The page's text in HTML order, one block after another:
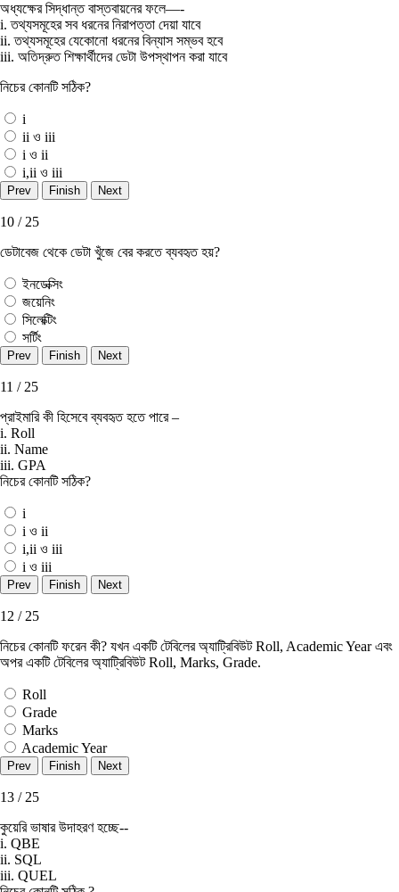
অধ্যক্ষের সিদ্ধান্ত বাস্তবায়নের ফলে—-
i. তথ্যসমূহের সব ধরনের নিরাপত্তা দেয়া যাবে
ii. তথ্যসমূহের যেকোনাে ধরনের বিন্যাস সম্ভব হবে
iii. অতিদ্রুত শিক্ষার্থীদের ডেটা উপস্থাপন করা যাবে
নিচের কোনটি সঠিক?
i
ii ও iii
i ও ii
i,ii ও iii
10 / 25
ডেটাবেজ থেকে ডেটা খুঁজে বের করতে ব্যবহৃত হয়?
ইনডেক্সিং
জয়েনিং
সিলেক্টিং
সর্টিং
11 / 25
প্রাইমারি কী হিসেবে ব্যবহৃত হতে পারে –
i. Roll
ii. Name
iii. GPA
নিচের কোনটি সঠিক?
i
i ও ii
i,ii ও iii
i ও iii
12 / 25
নিচের কোনটি ফরেন কী? যখন একটি টেবিলের অ্যাট্রিবিউট Roll, Academic Year এবং
অপর একটি টেবিলের অ্যাট্রিবিউট Roll, Marks, Grade.
Roll
Grade
Marks
Academic Year
13 / 25
কুয়েরি ভাষার উদাহরণ হচ্ছে--
i. QBE
ii. SQL
iii. QUEL